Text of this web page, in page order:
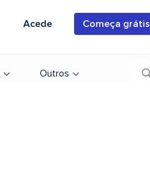
Acede Começa grátis
Outros